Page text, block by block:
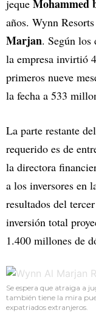
jeque Mohammed
años. Wynn
Marjan. Según los
la empresa invirtió
primeros nueve
la fecha a 533
La parte restante
requerido es de
la directora
a los inversores en
resultados del
inversión total
1.400 millones de
Se espera que atraiga a
también tiene la mira
expatriados extranjeros.